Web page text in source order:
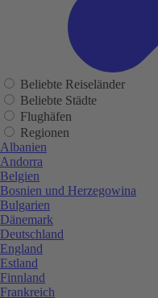
Beliebte Reiseländer
Beliebte Städte
Flughäfen
Regionen
Albanien
Andorra
Belgien
Bosnien und Herzegowina
Bulgarien
Dänemark
Deutschland
England
Estland
Finnland
Frankreich